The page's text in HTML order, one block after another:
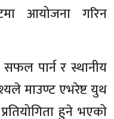
आयोजना गरिन
पार्न र स्थानीय
माउण्ट एभरेष्ट युथ
हुने भएको